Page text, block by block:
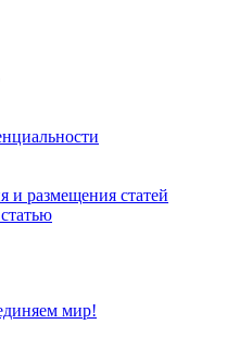
и размещения статей
мир!